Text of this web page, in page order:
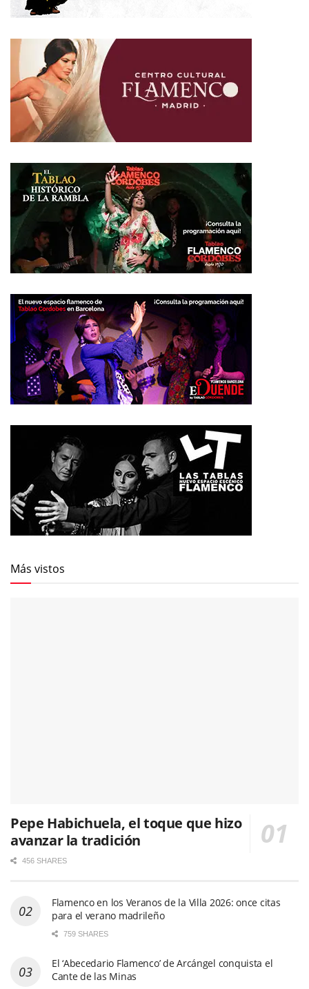
Más vistos
Pepe Habichuela, el toque que hizo
avanzar la tradición
456 SHARES
Flamenco en los Veranos de la Villa 2026: once citas
para el verano madrileño
759 SHARES
El ‘Abecedario Flamenco’ de Arcángel conquista el
Cante de las Minas